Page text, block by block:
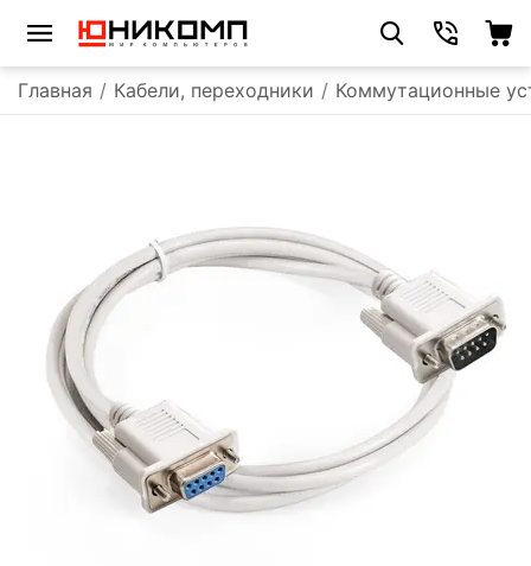
Главная / Кабели, переходники / Коммутационные